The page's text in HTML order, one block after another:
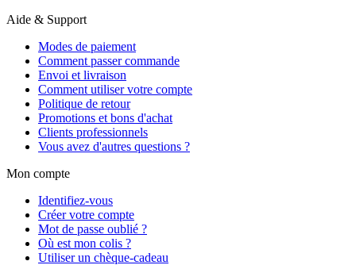
Aide & Support
Modes de paiement
Comment passer commande
Envoi et livraison
Comment utiliser votre compte
Politique de retour
Promotions et bons d'achat
Clients professionnels
Vous avez d'autres questions ?
Mon compte
Identifiez-vous
Créer votre compte
Mot de passe oublié ?
Où est mon colis ?
Utiliser un chèque-cadeau